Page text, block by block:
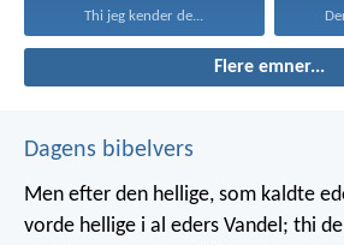
Thi jeg kender de...
Flere emner...
Dagens bibelvers
Men efter den hellige, som kaldte
vorde hellige i al eders Vandel; thi